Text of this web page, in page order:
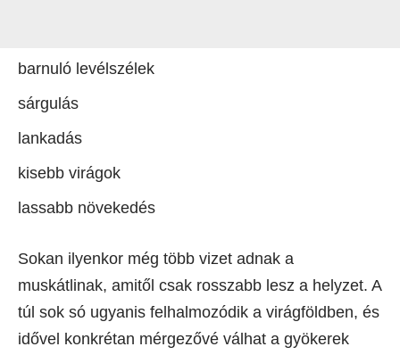
barnuló levélszélek
sárgulás
lankadás
kisebb virágok
lassabb növekedés
Sokan ilyenkor még több vizet adnak a
muskátlinak, amitől csak rosszabb lesz a helyzet. A
túl sok só ugyanis felhalmozódik a virágföldben, és
idővel konkrétan mérgezővé válhat a gyökerek